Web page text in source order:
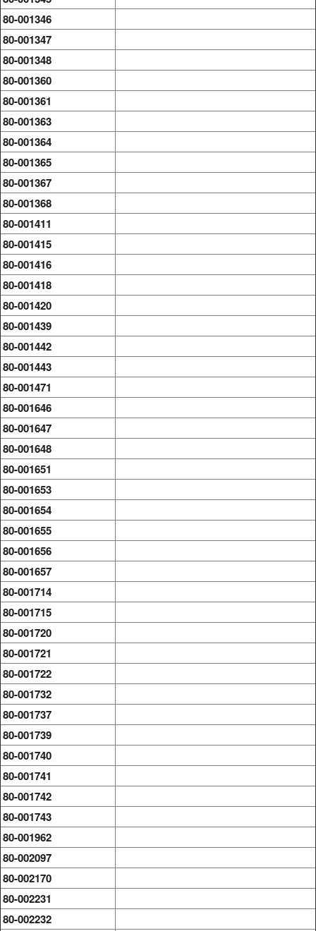
80-001346
80-001347
80-001348
80-001360
80-001361
80-001363
80-001364
80-001365
80-001367
80-001368
80-001411
80-001415
80-001416
80-001418
80-001420
80-001439
80-001442
80-001443
80-001471
80-001646
80-001647
80-001648
80-001651
80-001653
80-001654
80-001655
80-001656
80-001657
80-001714
80-001715
80-001720
80-001721
80-001722
80-001732
80-001737
80-001739
80-001740
80-001741
80-001742
80-001743
80-001962
80-002097
80-002170
80-002231
80-002232